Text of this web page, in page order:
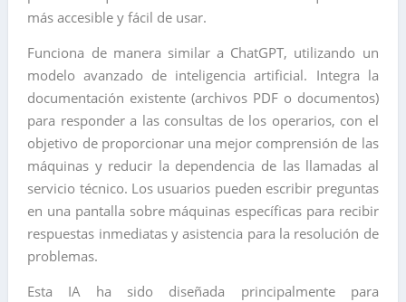
más accesible y fácil de usar.
Funciona de manera similar a ChatGPT, utilizando un
modelo avanzado de inteligencia artificial. Integra la
documentación existente (archivos PDF o documentos)
para responder a las consultas de los operarios, con el
objetivo de proporcionar una mejor comprensión de las
máquinas y reducir la dependencia de las llamadas al
servicio técnico. Los usuarios pueden escribir preguntas
en una pantalla sobre máquinas específicas para recibir
respuestas inmediatas y asistencia para la resolución de
problemas.
Esta IA ha sido diseñada principalmente para